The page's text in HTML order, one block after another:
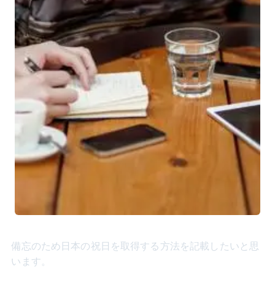
備忘のため日本の祝日を取得する方法を記載したいと思
います。